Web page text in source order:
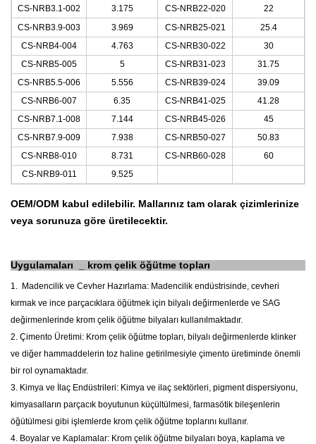
CS-NRB3.1-002 3.175 CS-NRB22-020
22
CS-NRB3.9-003
3.969 CS-NRB25-021
25.4
CS-NRB4-004
4.763 CS-NRB30-022
30
CS-NRB5-005
5 CS-NRB31-023
31.75
CS-NRB5.5-006
5.556 CS-NRB39-024
39.09
CS-NRB6-007
6.35 CS-NRB41-025
41.28
CS-NRB7.1-008
7.144 CS-NRB45-026
45
CS-NRB7.9-009
7.938 CS-NRB50-027
50.83
CS-NRB8-010
8.731 CS-NRB60-028
60
CS-NRB9-011
9.525
OEM/ODM kabul edilebilir. Mallarınız tam olarak çizimlerinize
veya sorunuza göre üretilecektir.
Uygulamaları krom çelik öğütme topları
1. Madencilik ve Cevher Hazırlama: Madencilik endüstrisinde, cevheri
kırmak ve ince parçacıklara öğütmek için bilyalı değirmenlerde ve SAG
değirmenlerinde krom çelik öğütme bilyaları kullanılmaktadır.
2. Çimento Üretimi: Krom çelik öğütme topları, bilyalı değirmenlerde klinker
ve diğer hammaddelerin toz haline getirilmesiyle çimento üretiminde önemli
bir rol oynamaktadır.
3. Kimya ve İlaç Endüstrileri: Kimya ve ilaç sektörleri, pigment dispersiyonu,
kimyasalların parçacık boyutunun küçültülmesi, farmasötik bileşenlerin
öğütülmesi gibi işlemlerde krom çelik öğütme toplarını kullanır.
4. Boyalar ve Kaplamalar: Krom çelik öğütme bilyaları boya, kaplama ve